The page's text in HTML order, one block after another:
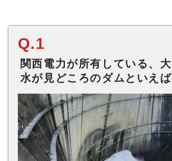
Q.1
関西電力が所有している、
水が見どころのダムといえ